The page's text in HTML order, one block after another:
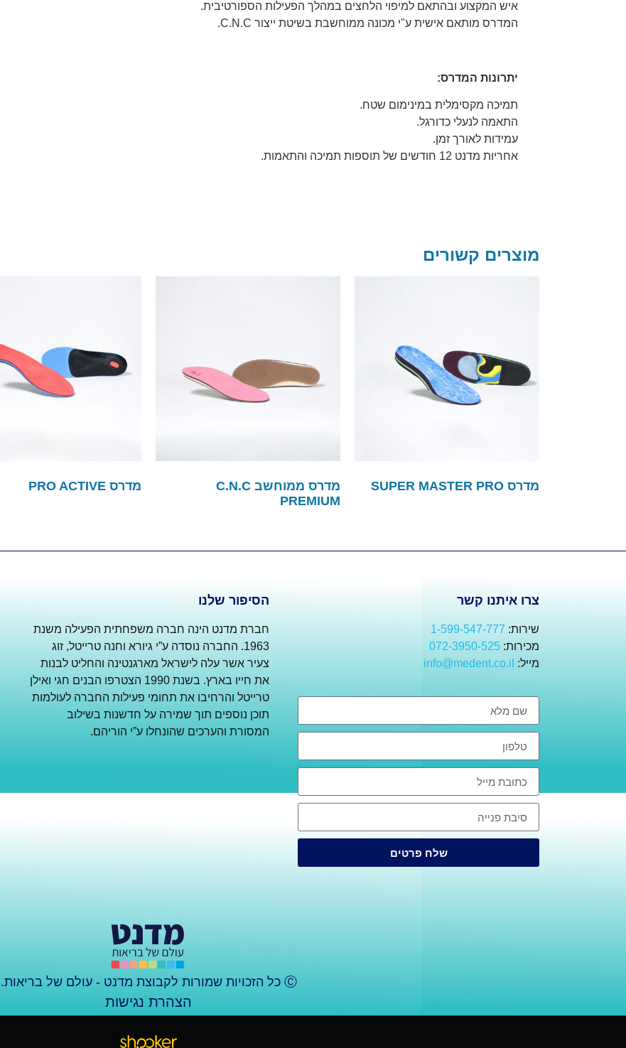
איש המקצוע ובהתאם למיפוי הלחצים במהלך הפעילות הספורטיבית.
המדרס מותאם אישית ע"י מכונה ממוחשבת בשיטת ייצור C.N.C.
יתרונות המדרס:
תמיכה מקסימלית במינימום שטח.
התאמה לנעלי כדורגל.
עמידות לאורך זמן.
אחריות מדנט 12 חודשים של תוספות תמיכה והתאמות.
מוצרים קשורים
מדרס SUPER MASTER PRO
מדרס ממוחשב C.N.C
PREMIUM
מדרס PRO ACTIVE
צרו איתנו קשר
שירות: 1-599-547-777
מכירות: 072-3950-525
מייל: info@medent.co.il
שלח פרטים
הסיפור שלנו
חברת מדנט הינה חברה משפחתית הפעילה משנת
1963. החברה נוסדה ע”י גיורא וחנה טרייטל, זוג
צעיר אשר עלה לישראל מארגנטינה והחליט לבנות
את חייו בארץ. בשנת 1990 הצטרפו הבנים חגי ואילן
טרייטל והרחיבו את תחומי פעילות החברה לעולמות
תוכן נוספים תוך שמירה על חדשנות בשילוב
המסורת והערכים שהונחלו ע”י הוריהם.
Ⓒ כל הזכויות שמורות לקבוצת מדנט - עולם של בריאות.
הצהרת נגישות